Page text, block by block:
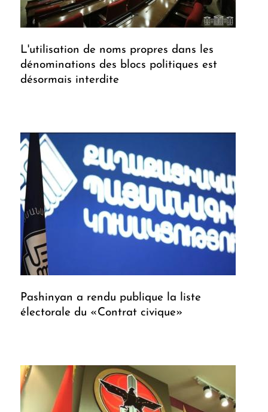
L'utilisation de noms propres dans les
dénominations des blocs politiques est
désormais interdite
Pashinyan a rendu publique la liste
électorale du «Contrat civique»